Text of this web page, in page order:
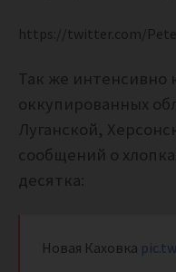
https://twitter.com/
Так же интенсивно
оккупированных
Луганской,
сообщений о
десятка:
Новая Каховка